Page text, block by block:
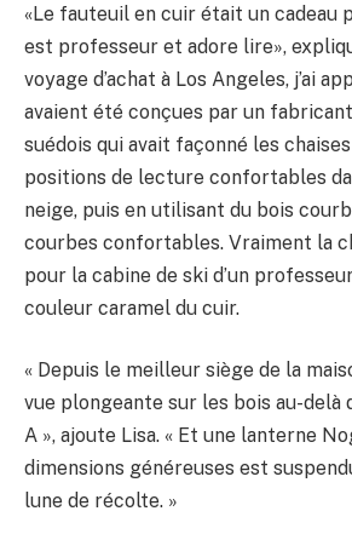
«Le fauteuil en cuir était un cadeau
est professeur et adore lire»,
voyage d’achat à Los Angeles, j’ai
avaient été conçues par un
suédois qui avait façonné les
positions de lecture confortables
neige, puis en utilisant du bois
courbes confortables. Vraiment la
pour la cabine de ski d’un
couleur caramel du cuir.
« Depuis le meilleur siège de la
vue plongeante sur les bois au-delà
A », ajoute Lisa. « Et une lanterne
dimensions généreuses est
lune de récolte. »